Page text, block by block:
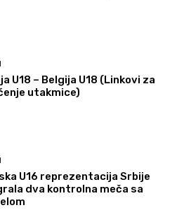
U18 – Belgija U18 (Linkovi za
utakmice)
U16 reprezentacija Srbije
dva kontrolna meča sa